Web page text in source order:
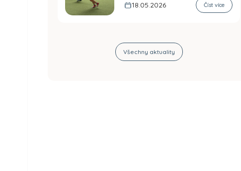
18.05.2026 Číst více
Všechny aktuality